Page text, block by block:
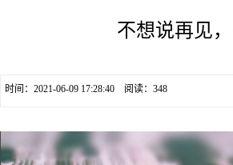
不想说再见
时间：2021-06-09 17:28:40 阅读： 348